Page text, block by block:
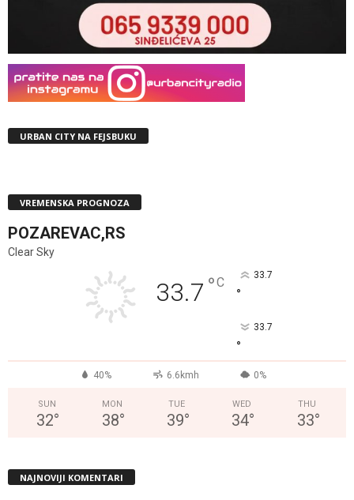
URBAN CITY NA FEJSBUKU
VREMENSKA PROGNOZA
POZAREVAC,RS
Clear Sky
33.7 °C 33.7
°
33.7
°
40% 6.6kmh 0%
SUN
32°
MON
38°
TUE
39°
WED
34°
THU
33°
NAJNOVIJI KOMENTARI